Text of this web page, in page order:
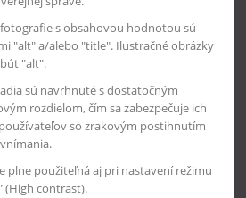
s obsahovou hodnotou sú
"alt" a/alebo "title". Ilustračné obrázky
"alt".
sú navrhnuté s dostatočným
rozdielom, čím sa zabezpečuje ich
so zrakovým postihnutím
plne použiteľná aj pri nastavení režimu
(High contrast).